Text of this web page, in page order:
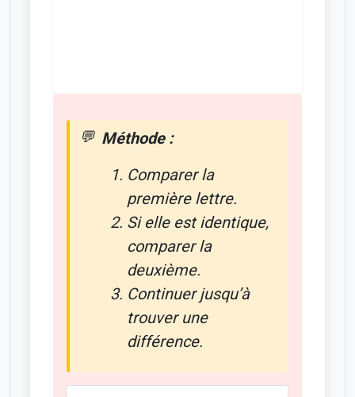
Méthode :
Comparer la
première lettre.
Si elle est identique,
comparer la
deuxième.
Continuer jusqu’à
trouver une
différence.